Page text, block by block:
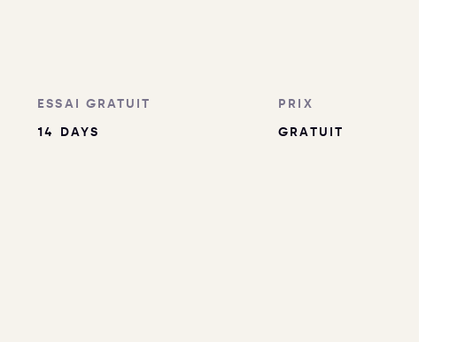
ESSAI GRATUIT
14 DAYS
PRIX
GRATUIT